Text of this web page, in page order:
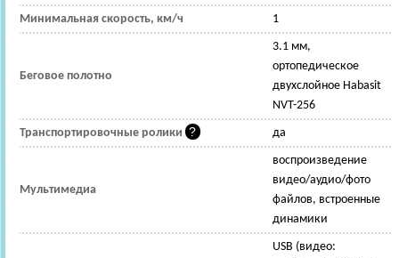
Минимальная скорость, км/ч 1
Беговое полотно
3.1 мм,
ортопедическое
двухслойное Habasit
NVT-256
Транспортировочные ролики да
Мультимедиа
воспроизведение
видео/аудио/фото
файлов, встроенные
динамики
USB (видео: